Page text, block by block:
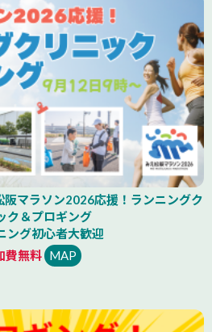
マラソン2026応援！ランニングク
ク＆プロギング
ング初心者大歓迎
費無料 MAP